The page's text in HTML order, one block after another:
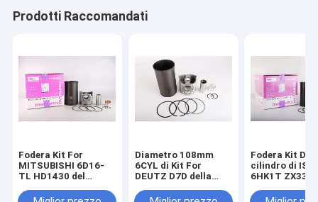
Prodotti Raccomandati
Fodera Kit For
MITSUBISHI 6D16-
TL HD1430 del
componenti del
Diametro 108mm
6CYL di Kit For
DEUTZ D7D della
del motore
Fodera Kit Dia
cilindro di
6HK1T ZX330